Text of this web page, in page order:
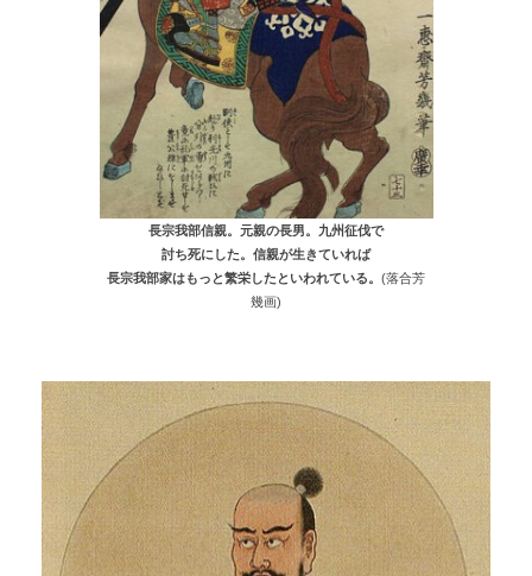
長宗我部信親。元親の長男。九州征伐で
討ち死にした。信親が生きていれば
長宗我部家はもっと繁栄したといわれている。 (落合芳
幾画)